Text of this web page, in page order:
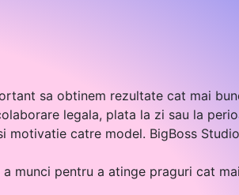
sa obtinem rezultate cat mai
legala, plata la zi sau la
catre model. BigBoss
munci pentru a atinge praguri cat